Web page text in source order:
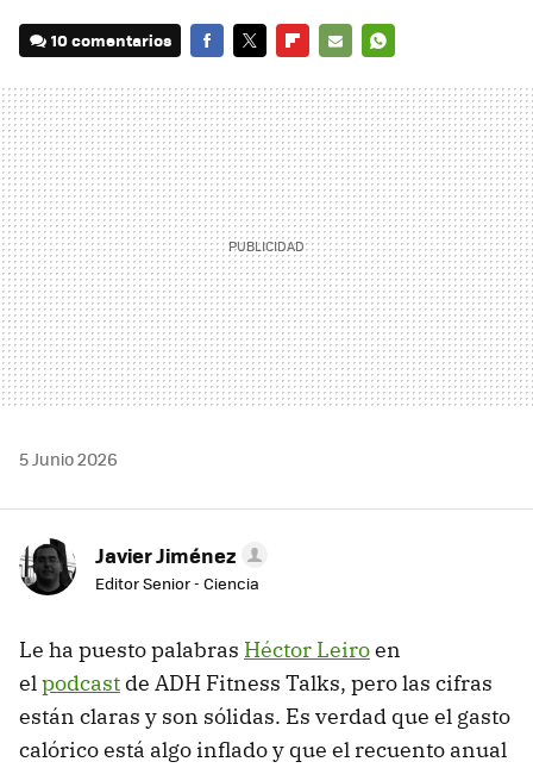
10 comentarios
MAIL
5 Junio 2026
Javier Jiménez
Editor Senior - Ciencia
Le ha puesto palabras Héctor Leiroen
elpodcast de ADH Fitness Talks, pero las cifras
están claras y son sólidas. Es verdad que el gasto
calórico está algo inflado y que el recuento anual